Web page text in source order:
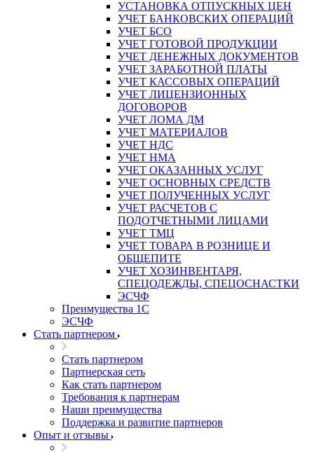
УСТАНОВКА ОТПУСКНЫХ ЦЕН
УЧЕТ БАНКОВСКИХ ОПЕРАЦИЙ
УЧЕТ БСО
УЧЕТ ГОТОВОЙ ПРОДУКЦИИ
УЧЕТ ДЕНЕЖНЫХ ДОКУМЕНТОВ
УЧЕТ ЗАРАБОТНОЙ ПЛАТЫ
УЧЕТ КАССОВЫХ ОПЕРАЦИЙ
УЧЕТ ЛИЦЕНЗИОННЫХ
ДОГОВОРОВ
УЧЕТ ЛОМА ДМ
УЧЕТ МАТЕРИАЛОВ
УЧЕТ НДС
УЧЕТ НМА
УЧЕТ ОКАЗАННЫХ УСЛУГ
УЧЕТ ОСНОВНЫХ СРЕДСТВ
УЧЕТ ПОЛУЧЕННЫХ УСЛУГ
УЧЕТ РАСЧЕТОВ С
ПОДОТЧЕТНЫМИ ЛИЦАМИ
УЧЕТ ТМЦ
УЧЕТ ТОВАРА В РОЗНИЦЕ И
ОБЩЕПИТЕ
УЧЕТ ХОЗИНВЕНТАРЯ,
СПЕЦОДЕЖДЫ, СПЕЦОСНАСТКИ
ЭСЧФ
Преимущества 1С
ЭСЧФ
Стать партнером
Стать партнером
Партнерская сеть
Как стать партнером
Требования к партнерам
Наши преимущества
Поддержка и развитие партнеров
Опыт и отзывы